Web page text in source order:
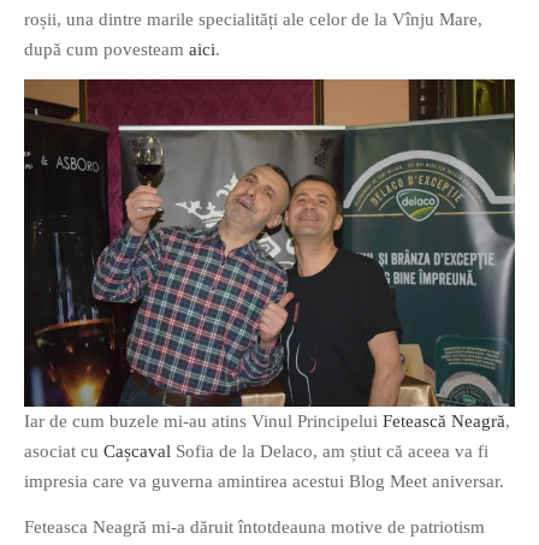
RASFOIESTE
PAGINI
Clasicul „Despre mine…”
Contact
Descarca povestirea Floare
Albastra!
Download 101 Movie
Acrostics!
PRIETENI APROPIATI
Victor Sosea – Designer
roșii, una dintre marile specialități ale celor de la Vînju Mare,
după cum povesteam aici.
Iar de cum buzele mi-au atins Vinul Principelui Fetească Neagră,
asociat cu Cașcaval Sofia de la Delaco, am știut că aceea va fi
impresia care va guverna amintirea acestui Blog Meet aniversar.
Feteasca Neagră mi-a dăruit întotdeauna motive de patriotism